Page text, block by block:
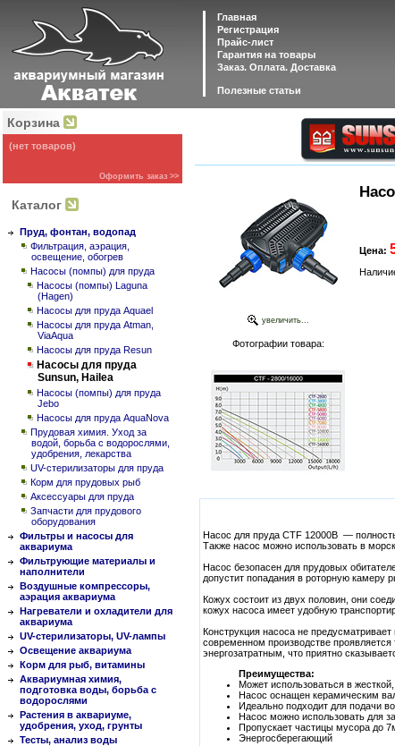
Главная
Регистрация
Прайс-лист
Гарантия на товары
Заказ. Оплата. Доставка
Полезные статьи
Корзина
(нет товаров)
Оформить заказ >>
Каталог
Пруд, фонтан, водопад
Фильтрация, аэрация,
освещение, обогрев
Насосы (помпы) для пруда
Насосы (помпы) Laguna
(Hagen)
Насосы для пруда Aquael
Насосы для пруда Atman,
ViaAqua
Насосы для пруда Resun
Насосы для пруда
Sunsun, Hailea
Насосы (помпы) для пруда
Jebo
Насосы для пруда AquaNova
Прудовая химия. Уход за
водой, борьба с водорослями,
удобрения, лекарства
UV-стерилизаторы для пруда
Корм для прудовых рыб
Аксессуары для пруда
Запчасти для прудового
оборудования
Фильтры и насосы для
аквариума
Фильтрующие материалы и
наполнители
Воздушные компрессоры,
аэрация аквариума
Нагреватели и охладители для
аквариума
UV-стерилизаторы, UV-лампы
Освещение аквариума
Корм для рыб, витамины
Аквариумная химия,
подготовка воды, борьба с
водорослями
Растения в аквариуме,
удобрения, уход, грунты
Тесты, анализ воды
увеличить...
Фотографии товара:
Цена:
Насос для пруда CTF 12000B —
Также насос можно использовать в
Насос безопасен для прудовых
допустит попадания в роторную камеру
Кожух состоит из двух половин, они
кожух насоса имеет удобную
Конструкция насоса не
современном производстве
энергозатратным, что приятно
Преимущества:
Может использоваться в
Насос оснащен керамическим
Идеально подходит для подачи
Насос можно использовать для
Пропускает частицы мусора до
Энергосберегающий